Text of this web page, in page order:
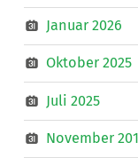
Januar 2026
Oktober 2025
Juli 2025
November